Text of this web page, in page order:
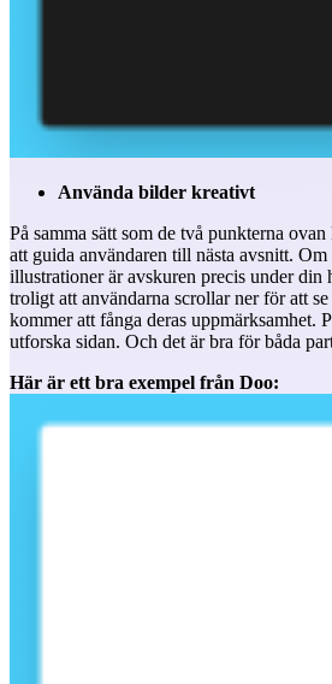
Använda bilder kreativt
På samma sätt som de två punkterna
att guida användaren till nästa avsnitt.
illustrationer är avskuren precis under din
troligt att användarna scrollar ner för att
kommer att fånga deras uppmärksamhet.
utforska sidan. Och det är bra för båda
Här är ett bra exempel från Doo: